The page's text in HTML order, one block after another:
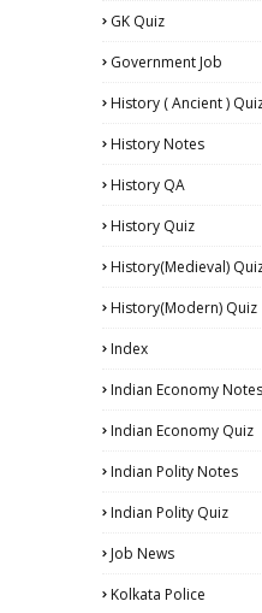
GK Quiz
Government Job
History ( Ancient )
History Notes
History QA
History Quiz
History(Medieval)
History(Modern) Quiz
Index
Indian Economy Notes
Indian Economy Quiz
Indian Polity Notes
Indian Polity Quiz
Job News
Kolkata Police